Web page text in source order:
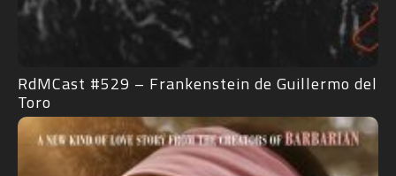
RdMCast #529 – Frankenstein de Guillermo del
Toro